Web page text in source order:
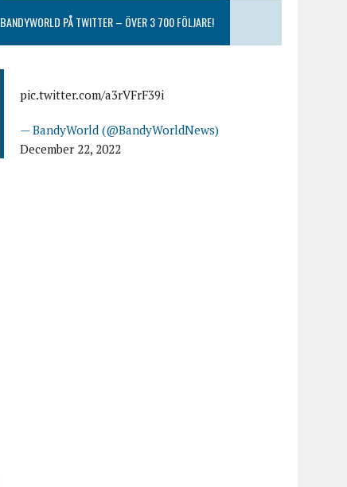
BANDYWORLD PÅ TWITTER – ÖVER 3 700 FÖLJARE!
pic.twitter.com/a3rVFrF39i
— BandyWorld (@BandyWorldNews)
December 22, 2022